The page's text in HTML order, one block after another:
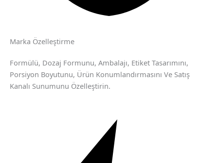
Marka Özelleştirme
Formülü, Dozaj Formunu, Ambalajı, Etiket Tasarımını,
Porsiyon Boyutunu, Ürün Konumlandırmasını Ve Satış
Kanalı Sunumunu Özelleştirin.